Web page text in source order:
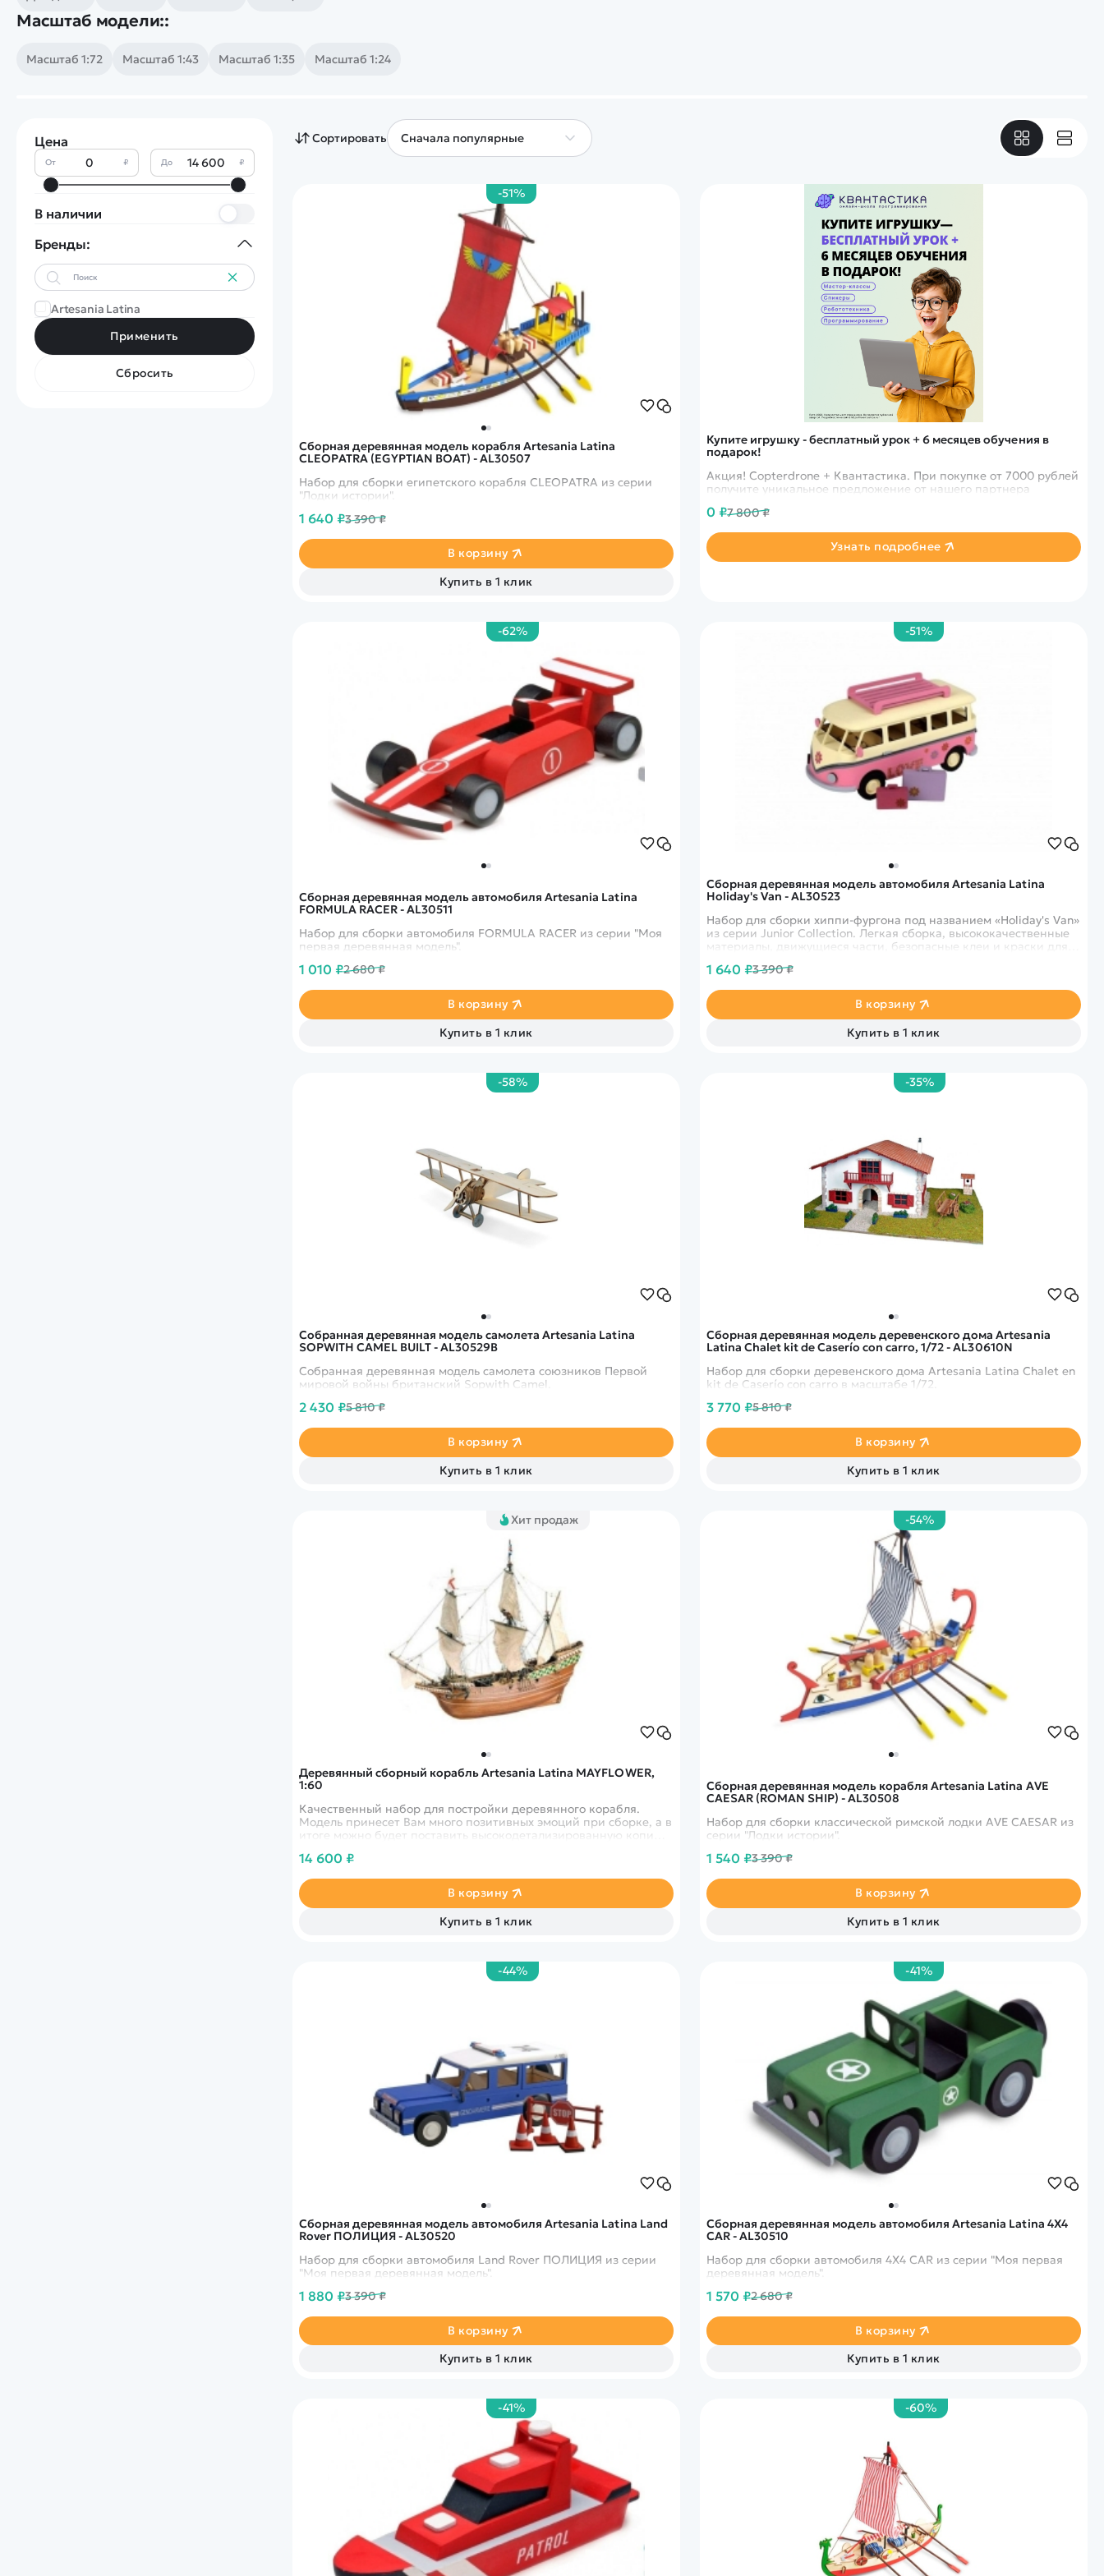
Скоростной катер
Машины 1 к 10
Запчасти
Уцененные товары
Скидки
-30%
Масштаб модели::
Масштаб 1:72 Масштаб 1:43 Масштаб 1:35 Масштаб 1:24
Цена
От ₽ До ₽
В наличии
Бренды:
Artesania Latina
Применить
Сбросить
Сортировать
Купите игрушку - бесплатный урок + 6 месяцев обучения в
подарок!
Акция! Copterdrone + Квантастика. При покупке от 7000 рублей
получите уникальное предложение от нашего партнера
0 ₽7 800 ₽
Узнать подробнее
-51%
Сборная деревянная модель корабля Artesania Latina
CLEOPATRA (EGYPTIAN BOAT) - AL30507
Набор для сборки египетского корабля CLEOPATRA из серии
"Лодки истории".
1 640 ₽3 390 ₽
В корзину
Купить в 1 клик
-62%
Сборная деревянная модель автомобиля Artesania Latina
FORMULA RACER - AL30511
Набор для сборки автомобиля FORMULA RACER из серии "Моя
первая деревянная модель".
1 010 ₽2 680 ₽
В корзину
Купить в 1 клик
-51%
Сборная деревянная модель автомобиля Artesania Latina
Holiday's Van - AL30523
Набор для сборки хиппи-фургона под названием «Holiday's Van»
из серии Junior Collection. Легкая сборка, высококачественные
материалы, движущиеся части, безопасные клеи и краски для
1 640 ₽3 390 ₽
В корзину
Купить в 1 клик
-58%
Собранная деревянная модель самолета Artesania Latina
SOPWITH CAMEL BUILT - AL30529B
Собранная деревянная модель самолета союзников Первой
мировой войны британский Sopwith Camel.
2 430 ₽5 810 ₽
В корзину
Купить в 1 клик
-35%
Сборная деревянная модель деревенского дома Artesania
Latina Chalet kit de Caserío con carro, 1/72 - AL30610N
Набор для сборки деревенского дома Artesania Latina Chalet en
kit de Caserío con carro в масштабе 1/72.
3 770 ₽5 810 ₽
В корзину
Купить в 1 клик
Хит продаж
Деревянный сборный корабль Artesania Latina MAYFLOWER,
1:60
Качественный набор для постройки деревянного корабля.
Модель принесет Вам много позитивных эмоций при сборке, а в
итоге можно будет поставить высокодетализированную копию
14 600 ₽
В корзину
Купить в 1 клик
-54%
Сборная деревянная модель корабля Artesania Latina AVE
CAESAR (ROMAN SHIP) - AL30508
Набор для сборки классической римской лодки AVE CAESAR из
серии "Лодки истории".
1 540 ₽3 390 ₽
В корзину
Купить в 1 клик
-44%
Сборная деревянная модель автомобиля Artesania Latina Land
Rover ПОЛИЦИЯ - АL30520
Набор для сборки автомобиля Land Rover ПОЛИЦИЯ из серии
"Моя первая деревянная модель".
1 880 ₽3 390 ₽
В корзину
Купить в 1 клик
-41%
Сборная деревянная модель автомобиля Artesania Latina 4X4
CAR - AL30510
Набор для сборки автомобиля 4X4 CAR из серии "Моя первая
деревянная модель".
1 570 ₽2 680 ₽
В корзину
Купить в 1 клик
-41% -60%
Наши соцсети: